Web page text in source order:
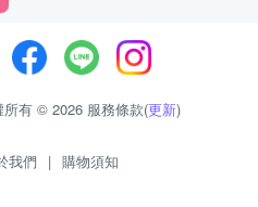
有 © 2026 服務條款(更新)
我們 | 購物須知